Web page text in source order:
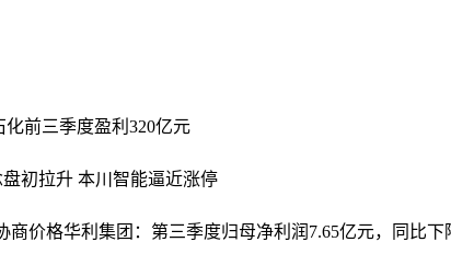
化前三季度盈利320亿元
盘初拉升 本川智能逼近涨停
商价格华利集团：第三季度归母净利润7.65亿元，同比下